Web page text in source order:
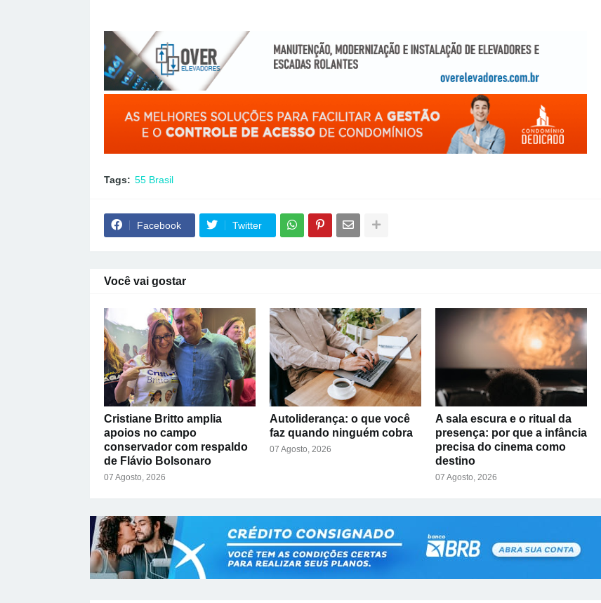
Tags: 55 Brasil
Facebook Twitter
Você vai gostar
Cristiane Britto amplia
apoios no campo
conservador com respaldo
de Flávio Bolsonaro
07 Agosto, 2026
Autoliderança: o que você
faz quando ninguém cobra
07 Agosto, 2026
A sala escura e o ritual da
presença: por que a infância
precisa do cinema como
destino
07 Agosto, 2026